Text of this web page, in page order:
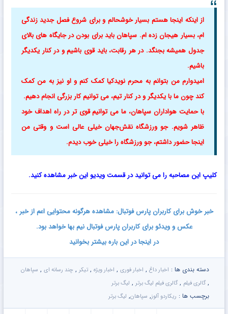
از اینکه اینجا هستم بسیار خوشحالم و برای شروع فصل جدید زندگی‌
ام، بسیار هیجان‌ زده‌ ام. سپاهان باید برای بودن در جایگاه‌ های بالای
جدول همیشه بجنگد. در هر رقابت، باید قوی باشیم و در کنار یکدیگر
باشیم.
امیدوارم من بتوانم به محرم نویدکیا کمک کنم و او نیز به من کمک
کند چون ما با یکدیگر و در کنار تیم، می‌ توانیم کار بزرگی انجام دهیم.
با حمایت هواداران سپاهان، ما می‌ توانیم قوی‌ تر در راه اهداف خود
ظاهر شویم.جو ورزشگاه نقش‌جهان خیلی عالی‌ است و وقتی من
اینجا حضور داشتم، جو ورزشگاه را خیلی خوب دیدم.
کلیپ این مصاحبه را می توانید در قسمت ویدیو این خبر مشاهده کنید.
خبر خوش برای کاربران پارس فوتبال: مشاهده هرگونه محتوایی اعم از خبر ،
عکس و ویدئو برای کاربران پارس فوتبال نیم بها خواهد بود.
در اینجا در این باره بیشتر بخوانید
دسته بندی ها : اخبار داغ , اخبار فوری , اخبار ویژه , تیکر , چند رسانه ای , سپاهان
, گالری فیلم , گالری فیلم لیگ برتر , لیگ برتر
برچسب ها : ریکاردو آلوز, سپاهان, لیگ برتر